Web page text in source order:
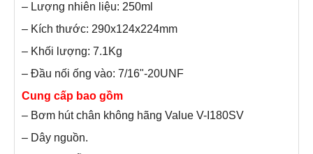
– Lượng nhiên liệu: 250ml
– Kích thước: 290x124x224mm
– Khối lượng: 7.1Kg
– Đầu nối ống vào: 7/16"-20UNF
Cung cấp bao gồm
– Bơm hút chân không hãng Value V-I180SV
– Dây nguồn.